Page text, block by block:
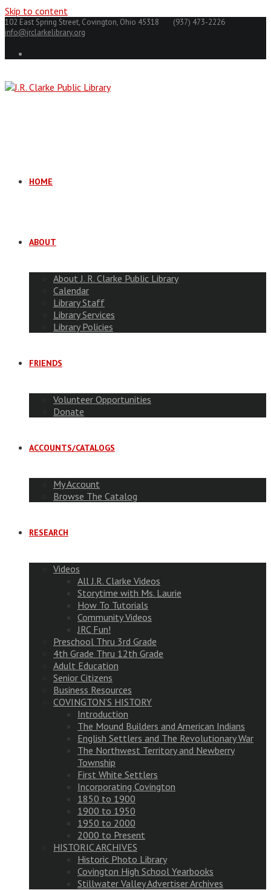
Skip to content
102 East Spring Street, Covington, Ohio 45318
(937) 473-2226
info@jrclarkelibrary.org
HOME
ABOUT
About J. R. Clarke Public Library
Calendar
Library Staff
Library Services
Library Policies
FRIENDS
Volunteer Opportunities
Donate
ACCOUNTS/CATALOGS
My Account
Browse The Catalog
RESEARCH
Videos
All J.R. Clarke Videos
Storytime with Ms. Laurie
How To Tutorials
Community Videos
JRC Fun!
Preschool Thru 3rd Grade
4th Grade Thru 12th Grade
Adult Education
Senior Citizens
Business Resources
COVINGTON’S HISTORY
Introduction
The Mound Builders and American Indians
English Settlers and The Revolutionary War
The Northwest Territory and Newberry
Township
First White Settlers
Incorporating Covington
1850 to 1900
1900 to 1950
1950 to 2000
2000 to Present
HISTORIC ARCHIVES
Historic Photo Library
Covington High School Yearbooks
Stillwater Valley Advertiser Archives